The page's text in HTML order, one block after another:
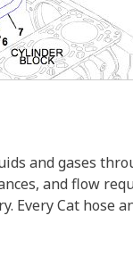
and gases
and flow
Every Cat hose